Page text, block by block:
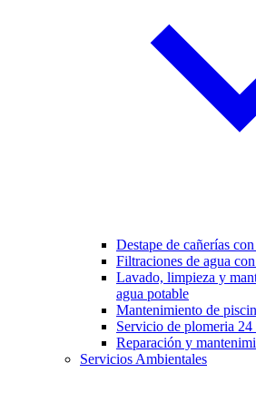
Destape de cañerías
Filtraciones de agua
Lavado, limpieza y
agua potable
Mantenimiento de
Servicio de plomeria 24
Reparación y
Servicios Ambientales